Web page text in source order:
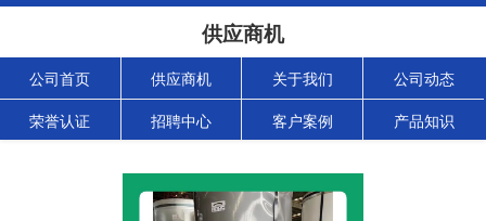
供应商机
公司首页 供应商机 关于我们 公司动态
荣誉认证 招聘中心 客户案例 产品知识